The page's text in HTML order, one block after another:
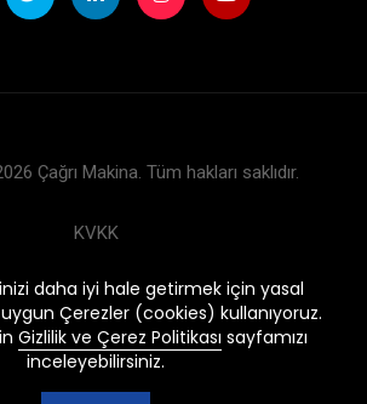
KVKK
Çerez Politikası
Ürünler
Çağrı Makina. Tüm hakları saklıdır.
daha iyi hale getirmek için yasal
Çerezler (cookies) kullanıyoruz.
Gizlilik ve Çerez Politikası sayfamızı
inceleyebilirsiniz.